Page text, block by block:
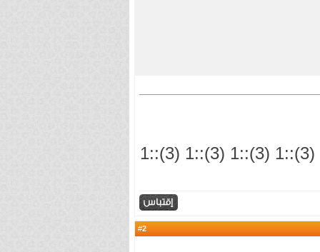
انا عاشقه جديده في منتديات العاشق فهل من مرحب بي:1 (3)::1 (3)::1 (3)::1 (3)::1 (3)::1 (3)::1
2